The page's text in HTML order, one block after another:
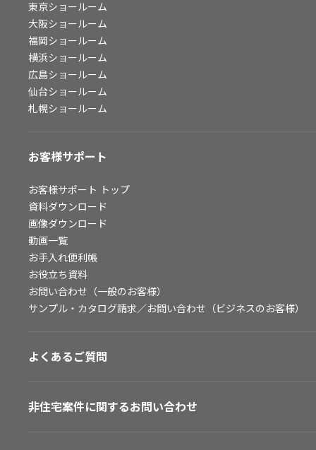
東京ショールーム
大阪ショールーム
福岡ショールーム
横浜ショールーム
広島ショールーム
仙台ショールーム
札幌ショールーム
お客様サポート
お客様サポート トップ
資料ダウンロード
画像ダウンロード
動画一覧
お手入れ便利帳
お役立ち資料
お問い合わせ（一般のお客様）
サンプル・カタログ請求／お問い合わせ（ビジネスのお客様）
よくあるご質問
非住宅案件に関するお問い合わせ